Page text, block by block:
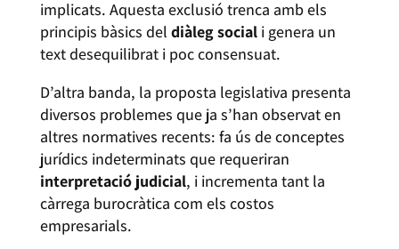
implicats. Aquesta exclusió trenca amb els
principis bàsics del diàleg sociali genera un
text desequilibrat i poc consensuat.
D’altra banda, la proposta legislativa presenta
diversos problemes que ja s’han observat en
altres normatives recents: fa ús de conceptes
jurídics indeterminats que requeriran
interpretació judicial, i incrementa tant la
càrrega burocràtica com els costos
empresarials.